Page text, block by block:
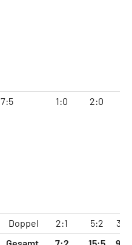
7:5 1:0 2:0
Doppel 2:1 5:2